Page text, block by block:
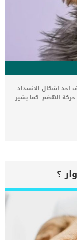
احد اشكال الانسداد
حركة الهضم. كما يشير
هذا التغيير في
التجويف أو القناة
الاعراض بناء
في مناطق
ما تكون العلامات
التهاب الامعاء
صعوبة التنفس
الطعام) وجع بطن
الدموي فقدان
والامعاء عند […]
؟